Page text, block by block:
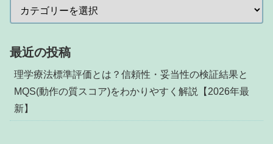
最近の投稿
理学療法標準評価とは？信頼性・妥当性の検証結果と
MQS(動作の質スコア)をわかりやすく解説【2026年最
新】